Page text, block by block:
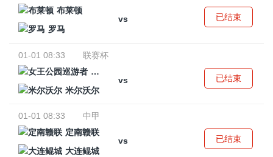
布莱顿
vs
罗马
已结束
01-01 08:33
联赛杯
女王公园巡游者
vs
米尔沃尔
已结束
01-01 08:33
中甲
定南赣联
vs
大连鲲城
已结束